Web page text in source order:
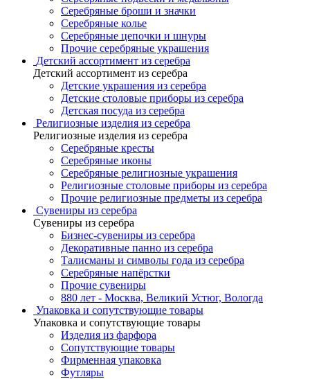
Серебряные броши и значки
Серебряные колье
Серебряные цепочки и шнуры
Прочие серебряные украшения
Детский ассортимент из серебра
Детский ассортимент из серебра
Детские украшения из серебра
Детские столовые приборы из серебра
Детская посуда из серебра
Религиозные изделия из серебра
Религиозные изделия из серебра
Серебряные кресты
Серебряные иконы
Серебряные религиозные украшения
Религиозные столовые приборы из серебра
Прочие религиозные предметы из серебра
Сувениры из серебра
Сувениры из серебра
Бизнес-сувениры из серебра
Декоративные панно из серебра
Талисманы и символы года из серебра
Серебряные напёрстки
Прочие сувениры
880 лет - Москва, Великий Устюг, Вологда
Упаковка и сопутствующие товары
Упаковка и сопутствующие товары
Изделия из фарфора
Сопутствующие товары
Фирменная упаковка
Футляры